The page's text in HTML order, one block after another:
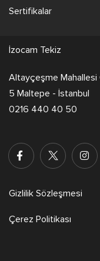
Sertifikalar
İzocam Tekiz
Altayçeşme Mahallesi
5 Maltepe - İstanbul
0216 440 40 50
Gizlilik Sözleşmesi
Çerez Politikası